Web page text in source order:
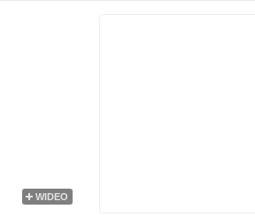
WIDEO